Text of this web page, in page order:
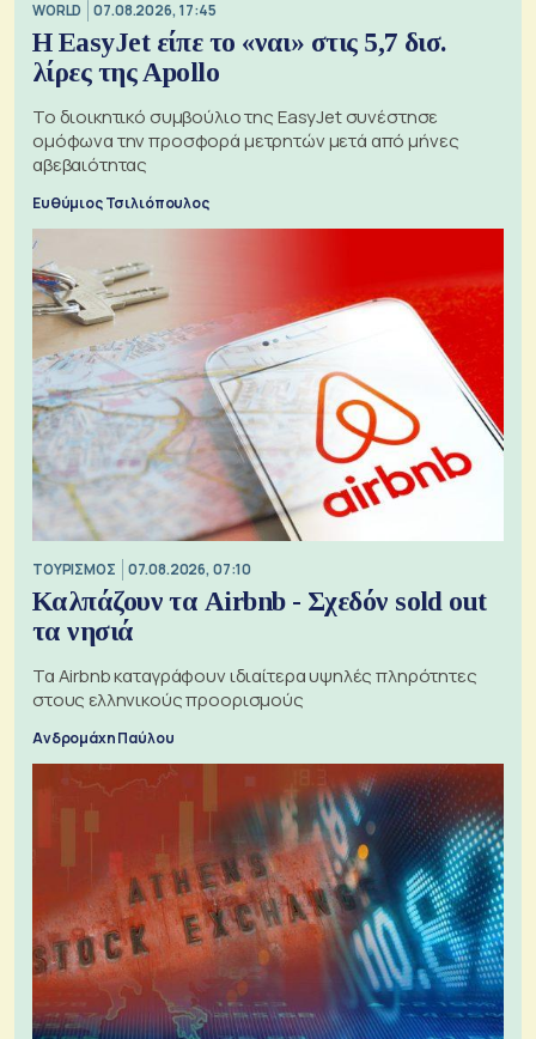
WORLD 07.08.2026, 17:45
Η EasyJet είπε το «ναι» στις 5,7 δισ.
λίρες της Apollo
Το διοικητικό συμβούλιο της EasyJet συνέστησε
ομόφωνα την προσφορά μετρητών μετά από μήνες
αβεβαιότητας
Ευθύμιος Τσιλιόπουλος
ΤΟΥΡΙΣΜΟΣ 07.08.2026, 07:10
Καλπάζουν τα Airbnb - Σχεδόν sold out
τα νησιά
Τα Airbnb καταγράφουν ιδιαίτερα υψηλές πληρότητες
στους ελληνικούς προορισμούς
Ανδρομάχη Παύλου